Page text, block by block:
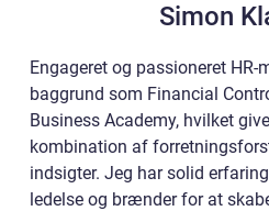
Simon
Engageret og passioneret HR-
baggrund som Financial
Business Academy, hvilket
kombination af
indsigter. Jeg har solid
ledelse og brænder for at